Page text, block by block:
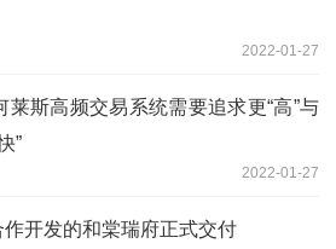
2022-01-27
莱斯高频交易系统需要追求更“高”与
”
2022-01-27
开发的和棠瑞府正式交付